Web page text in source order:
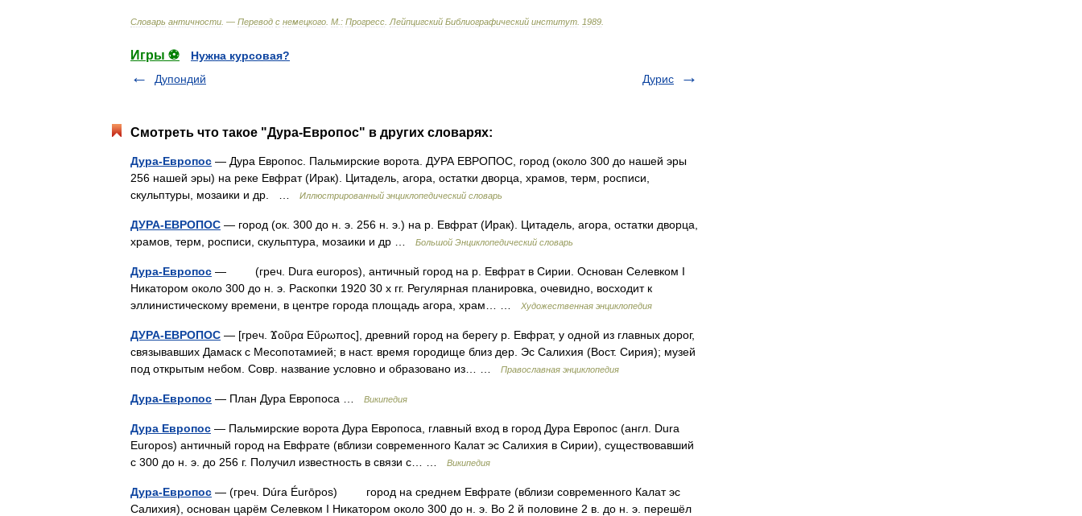
Словарь античности . — Перевод с немецкого М : Прогресс Лейпцигский Библиографический институт 1989
Игры ⚽
Нужна курсовая?
Дупондий
Дурис
Смотреть что такое "Дура-Европос" в других словарях:
Дура-Европос — Дура Европос. Пальмирские ворота. ДУРА ЕВРОПОС, город (около 300 до нашей эры
256 нашей эры) на реке Евфрат (Ирак). Цитадель, агора, остатки дворца, храмов, терм, росписи,
скульптуры, мозаики и др. …
Иллюстрированный энциклопедический словарь
ДУРА-ЕВРОПОС — город (ок. 300 до н. э. 256 н. э.) на р. Евфрат (Ирак). Цитадель, агора, остатки дворца,
храмов, терм, росписи, скульптура, мозаики и др …
Большой Энциклопедический словарь
Дура-Европос — (греч. Dura europos), античный город на р. Евфрат в Сирии. Основан Селевком I
Никатором около 300 до н. э. Раскопки 1920 30 х гг. Регулярная планировка, очевидно, восходит к
эллинистическому времени, в центре города площадь агора, храм… …
Художественная энциклопедия
ДУРА-ЕВРОПОС — [греч. Ϫοῦρα Εὔρωπος], древний город на берегу р. Евфрат, у одной из главных дорог,
связывавших Дамаск с Месопотамией; в наст. время городище близ дер. Эс Салихия (Вост. Сирия); музей
под открытым небом. Совр. название условно и образовано из… …
Православная энциклопедия
Дура-Европос — План Дура Европоса … Википедия
Дура Европос — Пальмирские ворота Дура Европоса, главный вход в город Дура Европос (англ. Dura
Europos) античный город на Евфрате (вблизи современного Калат эс Салихия в Сирии), существовавший
с 300 до н. э. до 256 г. Получил известность в связи с… …
Википедия
Дура-Европос — (греч. Dúra Éurōpos) город на среднем Евфрате (вблизи современного Калат эс
Салихия), основан царём Селевком I Никатором около 300 до н. э. Во 2 й половине 2 в. до н. э. перешёл